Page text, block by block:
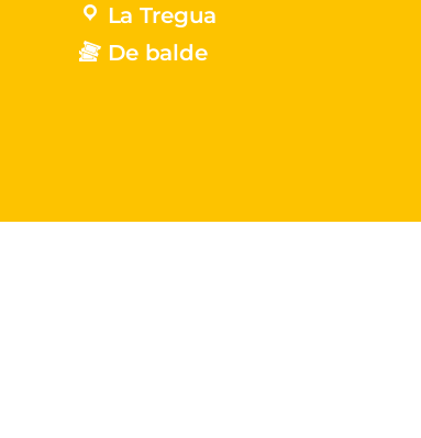
La Tregua
De balde